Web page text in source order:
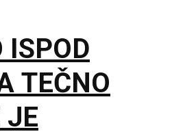
ISPOD
TEČNO
JE